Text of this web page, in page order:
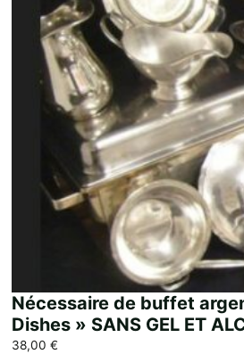
Nécessaire de buffet
Dishes » SANS GEL ET
38,00 €